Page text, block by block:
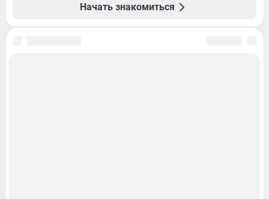
Начать знакомиться